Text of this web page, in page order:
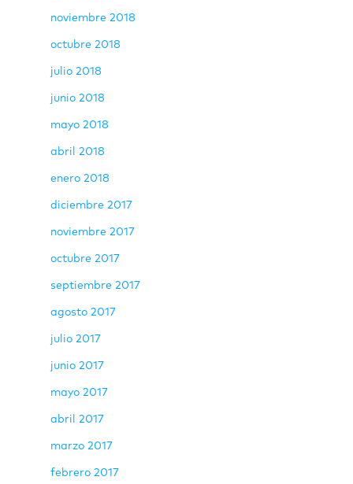
noviembre 2018
octubre 2018
julio 2018
junio 2018
mayo 2018
abril 2018
enero 2018
diciembre 2017
noviembre 2017
octubre 2017
septiembre 2017
agosto 2017
julio 2017
junio 2017
mayo 2017
abril 2017
marzo 2017
febrero 2017